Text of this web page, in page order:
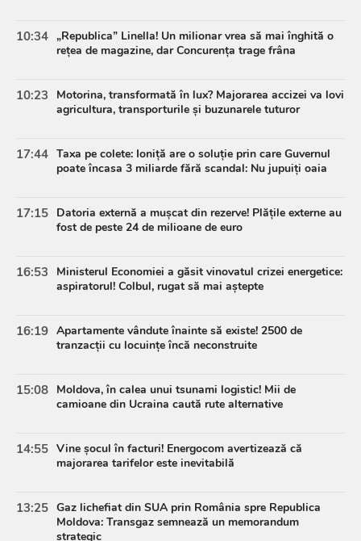
10:34 „Republica” Linella! Un milionar vrea să mai înghită o
rețea de magazine, dar Concurența trage frâna
10:23
Motorina, transformată în lux? Majorarea accizei va lovi
agricultura, transporturile și buzunarele tuturor
17:44 Taxa pe colete: Ioniță are o soluție prin care Guvernul
poate încasa 3 miliarde fără scandal: Nu jupuiți oaia
17:15 Datoria externă a mușcat din rezerve! Plățile externe au
fost de peste 24 de milioane de euro
16:53
Ministerul Economiei a găsit vinovatul crizei energetice:
aspiratorul! Colbul, rugat să mai aștepte
16:19 Apartamente vândute înainte să existe! 2500 de
tranzacții cu locuințe încă neconstruite
15:08 Moldova, în calea unui tsunami logistic! Mii de
camioane din Ucraina caută rute alternative
14:55 Vine șocul în facturi! Energocom avertizează că
majorarea tarifelor este inevitabilă
13:25 Gaz lichefiat din SUA prin România spre Republica
Moldova: Transgaz semnează un memorandum
strategic